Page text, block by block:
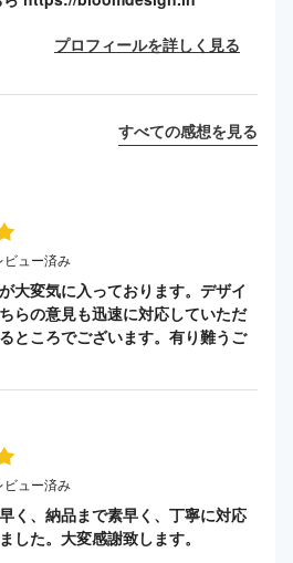
プロフィールを詳しく見る
すべての感想を見る
ュー済み
大変気に入っております。デザイ
らの意見も迅速に対応していただ
ところでございます。有り難うご
ュー済み
く、納品まで素早く、丁寧に対応
した。大変感謝致します。